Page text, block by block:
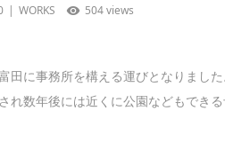
WORKS 504 views
田に事務所を構える運びとなりまし
れ数年後には近くに公園などもでき